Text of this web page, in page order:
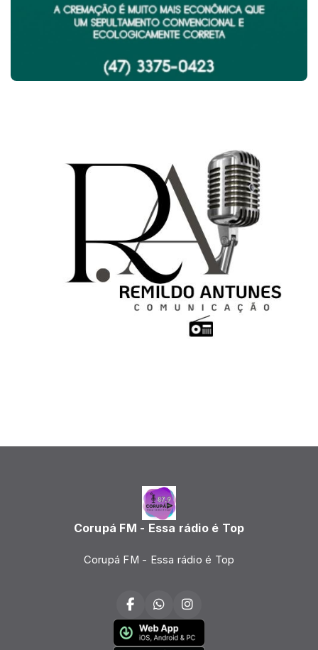
Corupá FM - Essa rádio é Top
Corupá FM - Essa rádio é Top